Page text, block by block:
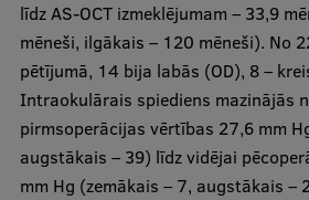
līdz AS-OCT izmeklējumam – 33,9
mēneši, ilgākais – 120 mēneši). No
pētījumā, 14 bija labās (OD), 8 –
Intraokulārais spiediens mazinājās
pirmsoperācijas vērtības 27,6 mm
augstākais – 39) līdz vidējai
mm Hg (zemākais – 7, augstākais –